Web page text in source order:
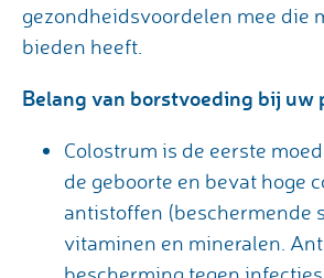
gezondheidsvoordelen mee die
bieden heeft.
Belang van borstvoeding bij uw
Colostrum is de eerste
de geboorte en bevat hoge
antistoffen (beschermende
vitaminen en mineralen.